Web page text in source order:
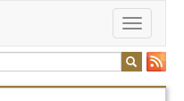
Toggle
navigation